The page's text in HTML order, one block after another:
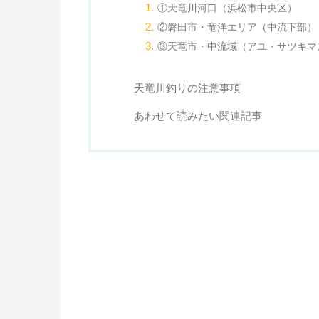
①天竜川河口（浜松市中央区）
②磐田市・竜洋エリア（中流下部）
③天竜市・中流域（アユ・サツキマ
天竜川釣りの注意事項
あわせて読みたい関連記事